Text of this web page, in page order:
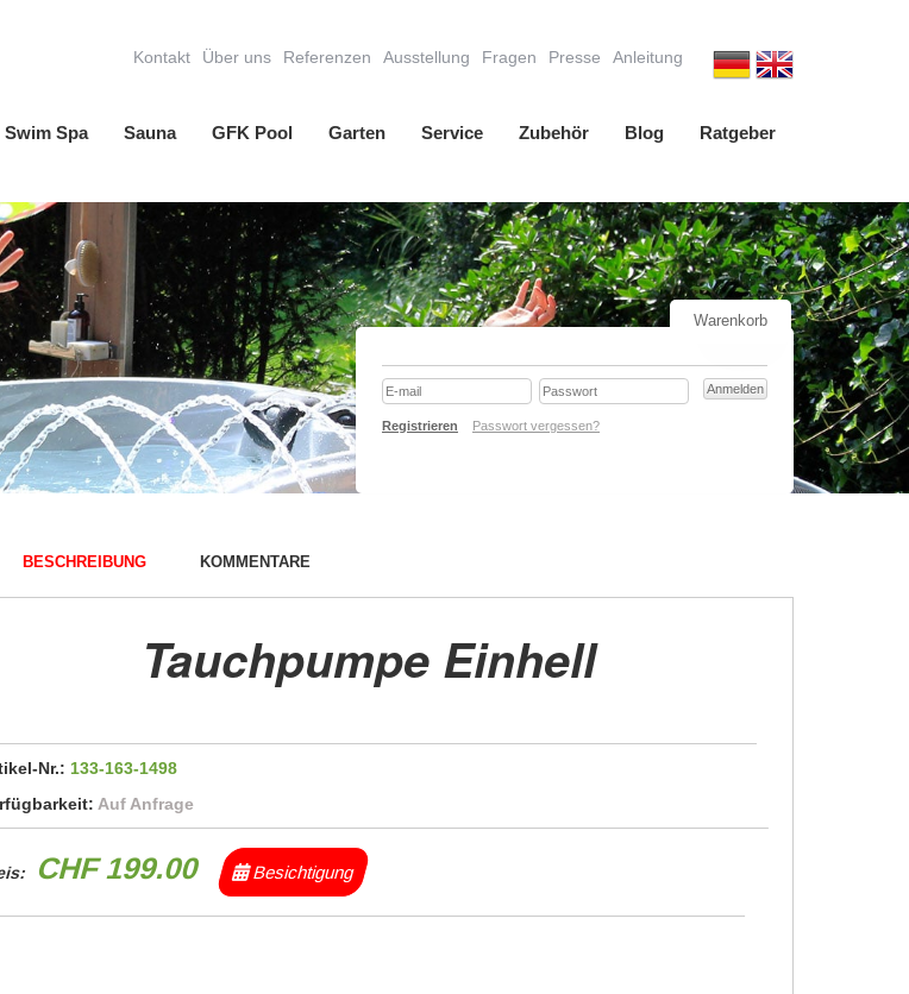
Swim Spa Sauna GFK Pool Garten Service Zubehör Blog Ratgeber
Kontakt Über uns Referenzen Ausstellung Fragen Presse Anleitung
Warenkorb
Registrieren Passwort vergessen?
BESCHREIBUNG KOMMENTARE
Tauchpumpe Einhell
Nr.:133-163-1498
Auf Anfrage
CHF 199.00 Besichtigung